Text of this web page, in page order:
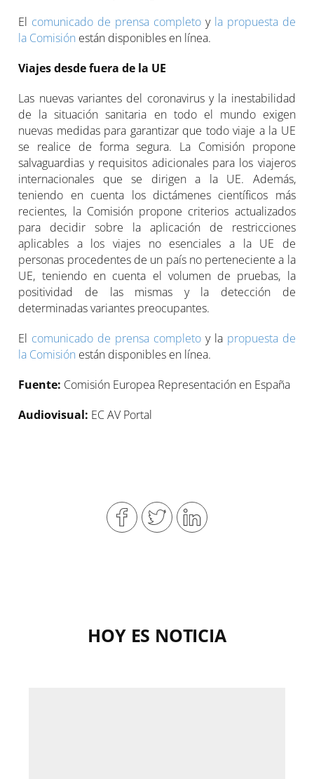
El comunicado de prensa completo y la propuesta de
la Comisión están disponibles en línea.
Viajes desde fuera de la UE
Las nuevas variantes del coronavirus y la inestabilidad
de la situación sanitaria en todo el mundo exigen
nuevas medidas para garantizar que todo viaje a la UE
se realice de forma segura. La Comisión propone
salvaguardias y requisitos adicionales para los viajeros
internacionales que se dirigen a la UE. Además,
teniendo en cuenta los dictámenes científicos más
recientes, la Comisión propone criterios actualizados
para decidir sobre la aplicación de restricciones
aplicables a los viajes no esenciales a la UE de
personas procedentes de un país no perteneciente a la
UE, teniendo en cuenta el volumen de pruebas, la
positividad de las mismas y la detección de
determinadas variantes preocupantes.
El comunicado de prensa completo y la propuesta de
la Comisión están disponibles en línea.
Fuente: Comisión Europea Representación en España
Audiovisual: EC AV Portal
HOY ES NOTICIA